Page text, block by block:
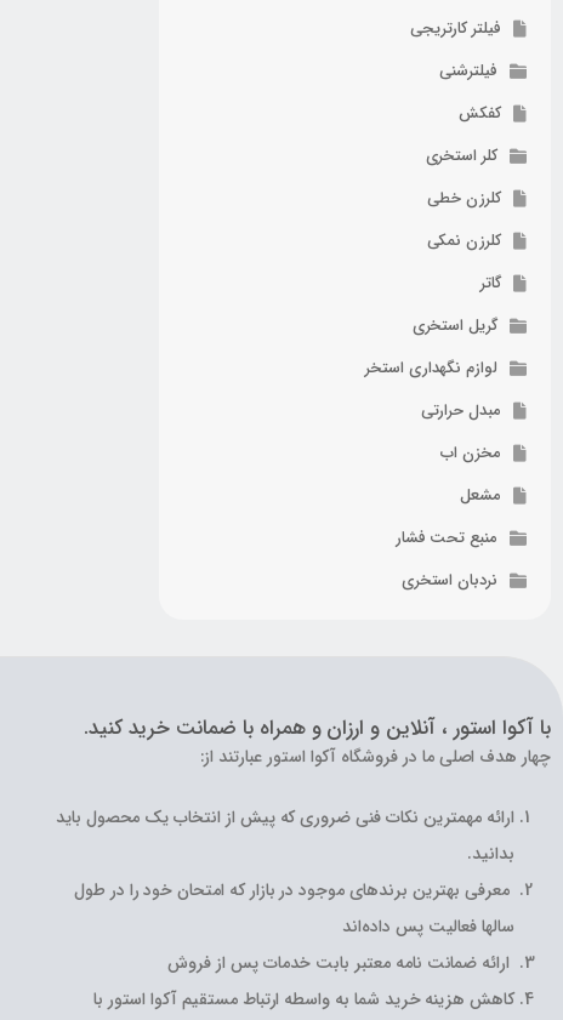
فیلتر کارتریجی
فیلترشنی
کفکش
کلر استخری
کلرزن خطی
کلرزن نمکی
گاتر
گریل استخری
لوازم نگهداری استخر
مبدل حرارتی
مخزن اب
مشعل
منبع تحت فشار
نردبان استخری
با آکوا استور ، آنلاین و ارزان و همراه با ضمانت خرید کنید.
چهار هدف اصلی ما در فروشگاه آکوا استور عبارتند از:
ارائه مهمترین نکات فنی ضروری که پیش از انتخاب یک محصول باید
بدانید.
معرفی بهترین برندهای موجود در بازار که امتحان خود را در طول
سالها فعالیت پس داده‌اند
ارائه ضمانت نامه معتبر بابت خدمات پس از فروش
کاهش هزینه خرید شما به واسطه ارتباط مستقیم آکوا استور با